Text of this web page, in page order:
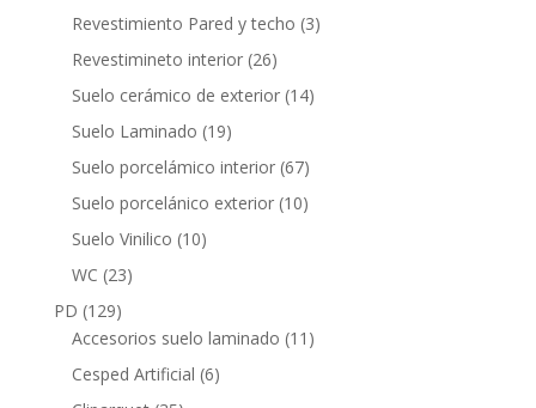
productos
Revestimiento Pared y techo 33
Revestimineto interior 2626
productos
Suelo cerámico de exterior 1414
Suelo Laminado 1919
productos
Suelo porcelámico interior 6767
productos
Suelo porcelánico exterior 1010
Suelo Vinilico 1010
WC 2323
PD 129129
productos
Accesorios suelo laminado 11 11
Cesped Artificial 66